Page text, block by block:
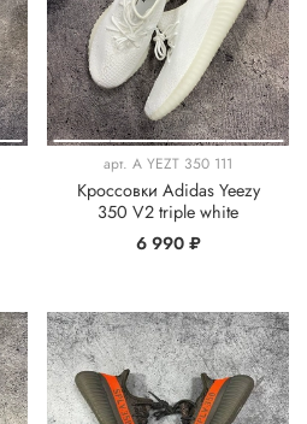
арт. A YEZT 350 111
Кроссовки Adidas Yeezy
350 V2 triple white
6 990 ₽